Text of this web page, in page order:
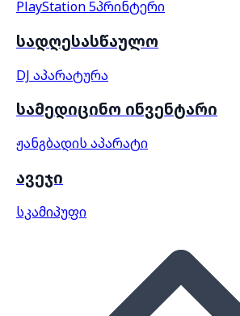
PlayStation 5პრინტერი
სადღესასწაულო
DJ აპარატურა
სამედიცინო ინვენტარი
ჟანგბადის აპარატი
ავეჯი
სკამიპუფი